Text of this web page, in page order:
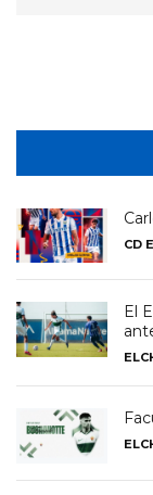
CD
El